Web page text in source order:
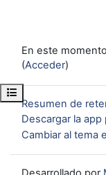
Abrir índice del curso
En este
(Acceder)
Resumen de
Descargar la
Cambiar al tema